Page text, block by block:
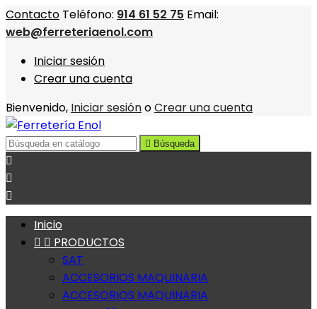
Contacto Teléfono: 914 61 52 75 Email:
web@ferreteriaenol.com
Iniciar sesión
Crear una cuenta
Bienvenido, Iniciar sesiónoCrear una cuenta
 Búsqueda



Inicio
  PRODUCTOS
SAT
ACCESORIOS MAQUINARIA
ACCESORIOS MAQUINARIA